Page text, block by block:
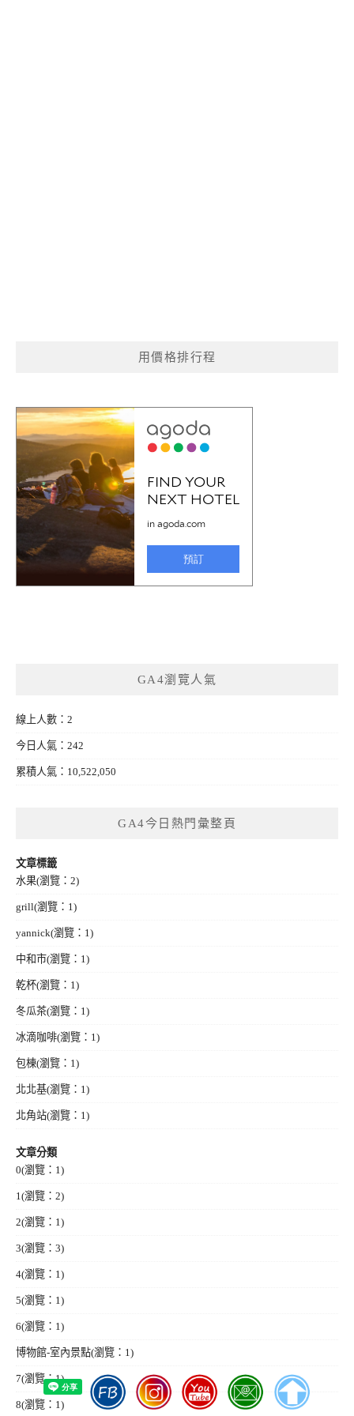
用價格排行程
GA4瀏覽人氣
線上人數：2
今日人氣：242
累積人氣：10,522,050
GA4今日熱門彙整頁
文章標籤
水果(瀏覽：2)
grill(瀏覽：1)
yannick(瀏覽：1)
中和市(瀏覽：1)
乾杯(瀏覽：1)
冬瓜茶(瀏覽：1)
冰滴咖啡(瀏覽：1)
包棟(瀏覽：1)
北北基(瀏覽：1)
北角站(瀏覽：1)
文章分類
0(瀏覽：1)
1 (瀏覽：2)
2(瀏覽：1)
3(瀏覽：3)
4(瀏覽：1)
5(瀏覽：1)
6(瀏覽：1)
博物館-室內景點(瀏覽：1)
7(瀏覽：1)
8(瀏覽：1)